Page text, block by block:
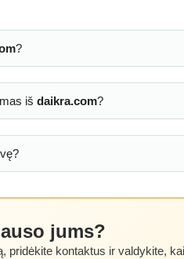
?
iš daikra.com?
jums?
pridėkite kontaktus ir valdykite,